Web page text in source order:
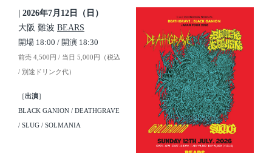
| 2026年7月12日（日）
大阪 難波 BEARS
開場 18:00 / 開演 18:30
前売 4,500円 / 当日 5,000円（税込
/ 別途ドリンク代）
［出演］
BLACK GANION / DEATHGRAVE
/ SLUG / SOLMANIA